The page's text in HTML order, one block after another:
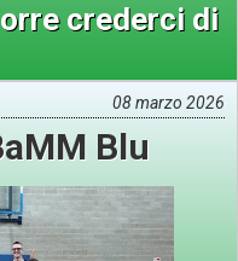
crederci di
08 marzo 2026
Blu